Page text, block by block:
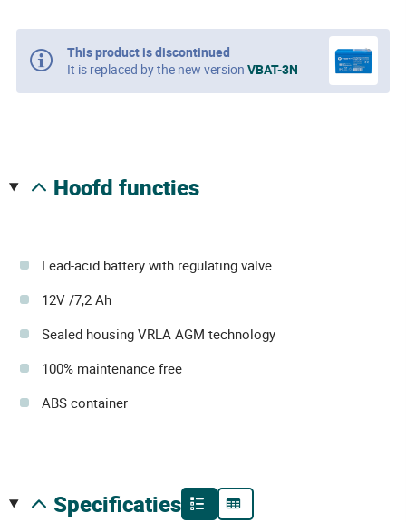
This product is discontinued
It is replaced by the new versionVBAT-3N
hoofd functies
Lead-acid battery with regulating valve
12V /7,2 Ah
Sealed housing VRLA AGM technology
100% maintenance free
ABS container
specificaties